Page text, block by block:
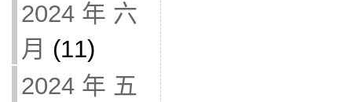
2024 年 六
月 (11)
2024 年 五